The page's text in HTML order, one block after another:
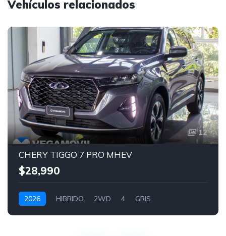
Vehículos relacionados
12
CHERY TIGGO 7 PRO MHEV
$28,990
2026 HIBRIDO 2WD 4 GRIS